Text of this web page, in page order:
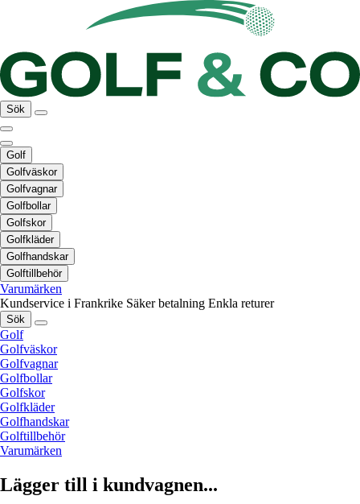
Sök
Golf
Golfväskor
Golfvagnar
Golfbollar
Golfskor
Golfkläder
Golfhandskar
Golftillbehör
Varumärken
Kundservice i Frankrike Säker betalning Enkla returer
Sök
Golf
Golfväskor
Golfvagnar
Golfbollar
Golfskor
Golfkläder
Golfhandskar
Golftillbehör
Varumärken
Lägger till i kundvagnen...